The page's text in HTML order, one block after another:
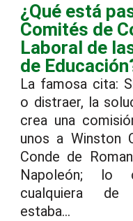
¿Qué está
Comités de
Laboral de
de
La famosa cita:
o distraer, la
crea una
unos a Winston
Conde de
Napoleón;
cualquiera
estaba...